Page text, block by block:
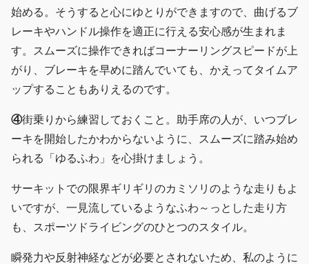
始める。そうすると心にゆとりができますので、曲げるブ
レーキやハンドル操作を適正に行える安心感が生まれま
す。スムーズに操作できればコーナーリングスピードが上
がり、ブレーキを早めに踏んでいても、かえってタイムア
ップすることもありえるのです。
④街乗りから練習しておくこと。助手席の人が、いつブレ
ーキを開始したかわからないように、スムーズに踏み始め
られる「ゆるふわ」を心掛けましょう。
サーキットでの限界ギリギリのカミソリのような走りもよ
いですが、一見流しているようなふわ～っとした走り方
も、スポーツドライビングのひとつのスタイル。
瞬発力や反射神経などが必要とされないため、私のように